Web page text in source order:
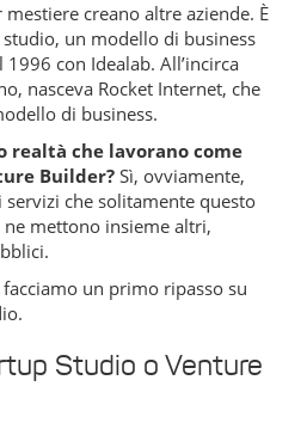
mestiere creano altre aziende. È
un modello di business
con Idealab. All’incirca
nasceva Rocket Internet, che
di business.
realtà che lavorano come
Builder? Sì, ovviamente,
servizi che solitamente questo
mettono insieme altri,
un primo ripasso su
Studio o Venture